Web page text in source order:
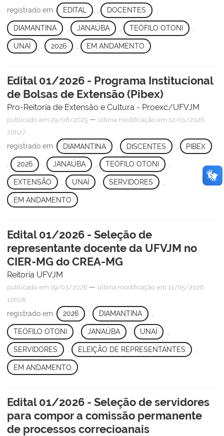
registrado em: EDITAL , DOCENTES ,
DIAMANTINA JANAÚBA TEÓFILO OTONI
UNAÍ 2026 EM ANDAMENTO
Edital 01/2026 - Programa Institucional
de Bolsas de Extensão (Pibex)
Pro-Reitoria de Extensão e Cultura - Proexc/UFVJM
publicado em 29/08/2025 — última modificação em 12/01/2026
20h27
registrado em: DIAMANTINA DISCENTES PIBEX
, 2026 , JANAÚBA , TEÓFILO OTONI ,
EXTENSÃO UNAÍ SERVIDORES
EM ANDAMENTO
Edital 01/2026 - Seleção de
representante docente da UFVJM no
CIER-MG do CREA-MG
Reitoria UFVJM
publicado em 19/03/2026 — última modificação em 11/05/2026
10h08
registrado em: 2026 , DIAMANTINA ,
TEÓFILO OTONI JANAÚBA UNAÍ
SERVIDORES ELEIÇÃO DE REPRESENTANTES
EM ANDAMENTO
Edital 01/2026 - Seleção de servidores
para compor a comissão permanente
de processos correcioanais